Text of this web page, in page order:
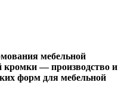
мебельной
кромки — производство и
форм для мебельной